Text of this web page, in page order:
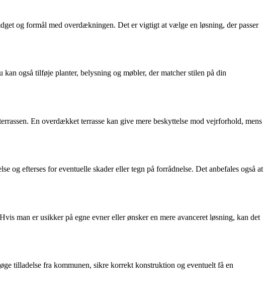
og formål med overdækningen. Det er vigtigt at vælge en løsning, der passer
også tilføje planter, belysning og møbler, der matcher stilen på din
En overdækket terrasse kan give mere beskyttelse mod vejrforhold, mens
efterses for eventuelle skader eller tegn på forrådnelse. Det anbefales også at
man er usikker på egne evner eller ønsker en mere avanceret løsning, kan det
tilladelse fra kommunen, sikre korrekt konstruktion og eventuelt få en